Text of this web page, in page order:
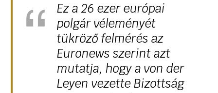
Ez a 26 ezer európai
polgár véleményét
tükröző felmérés az
Euronews szerint azt
mutatja, hogy a von der
Leyen vezette Bizottság